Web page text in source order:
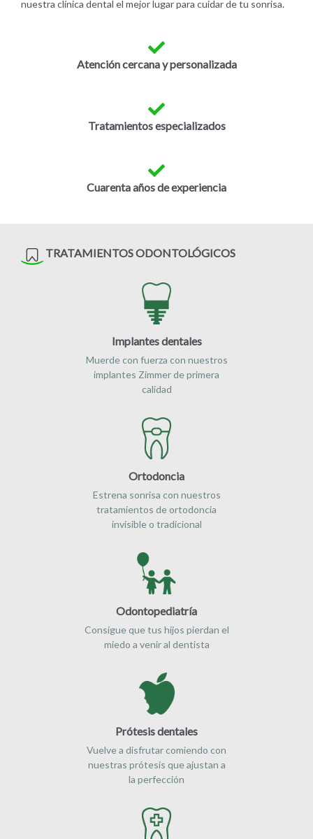
nuestra clínica dental el mejor lugar para cuidar de tu sonrisa.
Atención cercana y personalizada
Tratamientos especializados
Cuarenta años de experiencia
TRATAMIENTOS ODONTOLÓGICOS
Implantes dentales
Muerde con fuerza con nuestros
implantes Zimmer de primera
calidad
Ortodoncia
Estrena sonrisa con nuestros
tratamientos de ortodoncia
invisible o tradicional
Odontopediatría
Consigue que tus hijos pierdan el
miedo a venir al dentista
Prótesis dentales
Vuelve a disfrutar comiendo con
nuestras prótesis que ajustan a
la perfección